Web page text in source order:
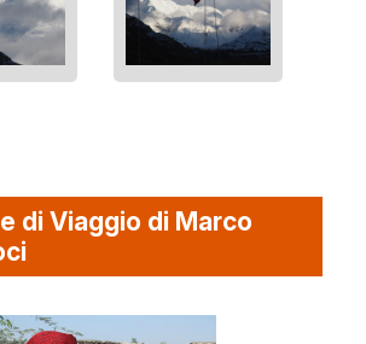
di Viaggio di Marco